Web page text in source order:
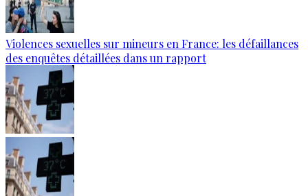
Violences sexuelles sur mineurs en France: les défaillances
des enquêtes détaillées dans un rapport